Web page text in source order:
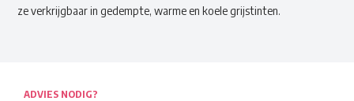
ze verkrijgbaar in gedempte, warme en koele grijstinten.
ADVIES NODIG?